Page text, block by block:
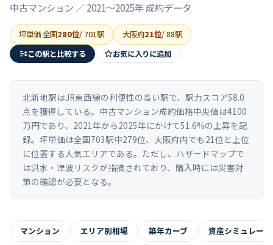
中古マンション ／2021〜2025年成約データ
坪単価 全国280位/ 701駅 大阪府21位/88駅
この駅と比較する
お気に入りに追加
北新地駅はJR東西線の利便性の高い駅で、駅力スコア58.0
点を獲得している。中古マンション成約価格中央値は4100
万円であり、2021年から2025年にかけて51.6%の上昇を記
録。坪単価は全国703駅中279位、大阪府内でも21位と上位
に位置する人気エリアである。ただし、ハザードマップで
は洪水・津波リスクが指摘されており、購入時には災害対
策の確認が必要となる。
マンション エリア別相場 築年カーブ 資産シミュレー